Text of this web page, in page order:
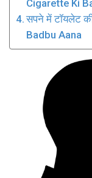
Cigarette Ki
सपने में टॉयलेट
Badbu Aana